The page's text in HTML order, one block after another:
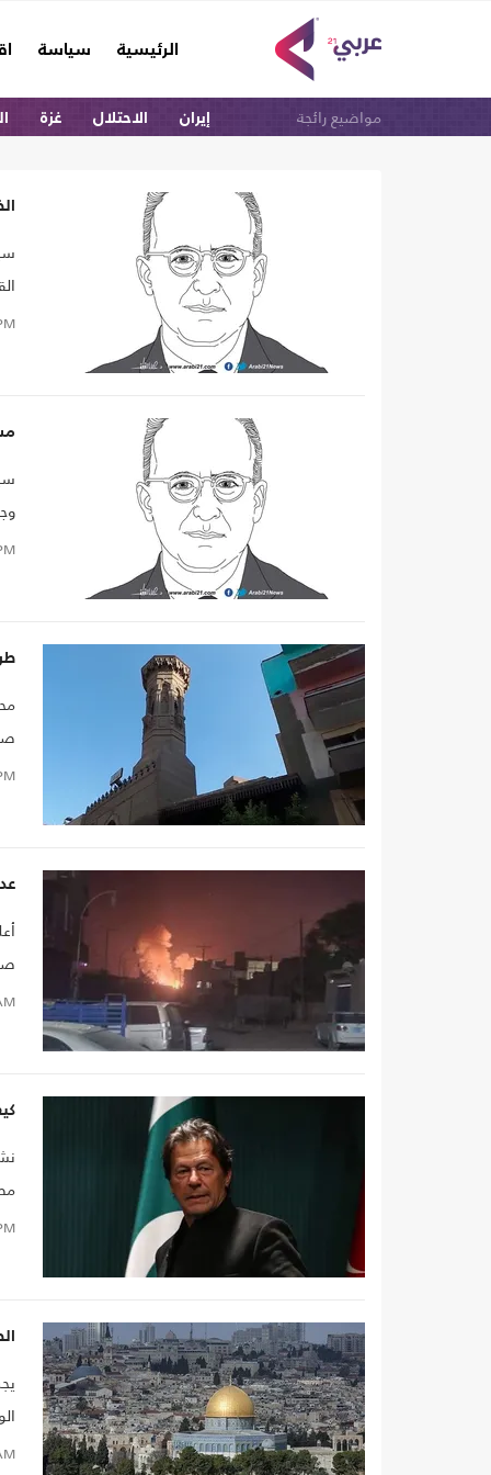
الرئيسية
(current) سياسة
مواضيع رائجة إيران الاحتلال غزة